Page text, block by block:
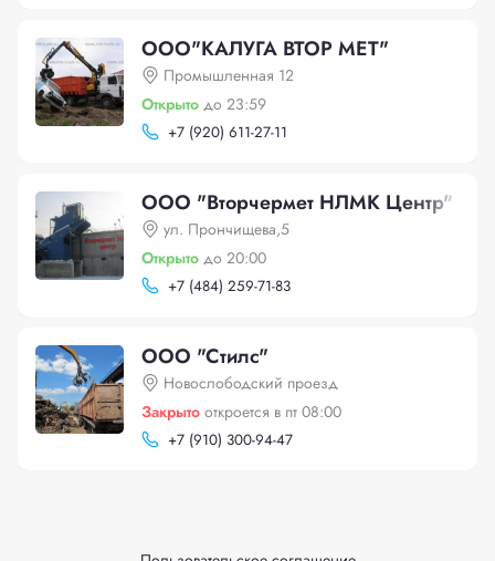
ООО"КАЛУГА ВТОР МЕТ"
Промышленная 12
Открыто до 23:59
+7 (920) 611-27-11
ООО "Вторчермет НЛМК Центр"
ул. Прончищева,5
Открыто до 20:00
+7 (484) 259-71-83
ООО "Стилс"
Новослободский проезд
Закрыто откроется в пт 08:00
+7 (910) 300-94-47